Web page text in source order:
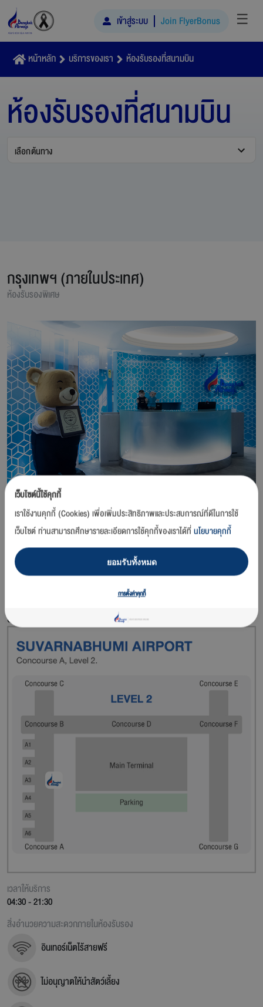
เข้าสู่ระบบ Join FlyerBonus ☰
หน้าหลัก บริการของเรา ห้องรับรองที่สนามบิน
ห้องรับรองที่สนามบิน
เลือกต้นทาง
กรุงเทพฯ (ภายในประเทศ)
ห้องรับรองพิเศษ
อาคารเทียบเครื่องบิน (Concourse) A ชั้น 2
เวลาให้บริการ
04:30-21:30
สิ่งอำนวยความสะดวกภายในห้องรับรอง
อินเทอร์เน็ตไร้สายฟรี
ไม่อนุญาตให้นำสัตว์เลี้ยง
เว็บไซต์นี้ใช้คุกกี้
เราใช้งานคุกกี้ (Cookies) เพื่อเพิ่มประสิทธิภาพและประสบการณ์ที่ดีในการใช้
เว็บไซต์ ท่านสามารถศึกษารายละเอียดการใช้คุกกี้ของเราได้ที่นโยบายคุกกี้
ยอมรับทั้งหมด
การตั้งค่าคุกกี้